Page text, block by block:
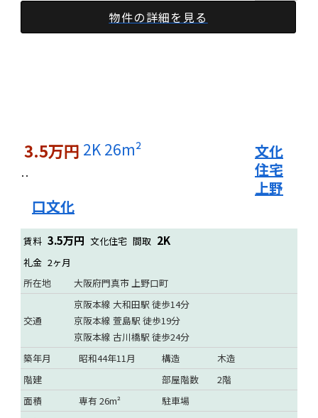
物件の詳細を見る
3.5万円 2K 26m²
文化
住宅
上野
口文化
賃料 3.5万円 文化住宅 間取 2K
礼金 2ヶ月
所在地
大阪府門真市 上野口町
交通
京阪本線 大和田駅 徒歩14分
京阪本線 萱島駅 徒歩19分
京阪本線 古川橋駅 徒歩24分
築年月
昭和44年11月 構造
木造
階建
部屋階数
2階
面積
専有 26m²
駐車場